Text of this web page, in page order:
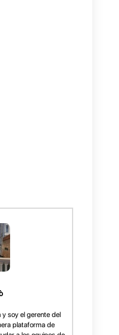
beneficiosas
métricas
ventas y
ofrece routing
atender de
un
API
teayuda a